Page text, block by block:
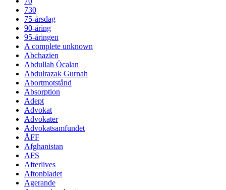
730
75-årsdag
90-åring
95-åringen
A complete unknown
Abchazien
Abdullah Öcalan
Abdulrazak Gurnah
Abortmotstånd
Absorption
Adept
Advokat
Advokater
Advokatsamfundet
ÅFF
Afghanistan
AFS
Afterlives
Aftonbladet
Agerande